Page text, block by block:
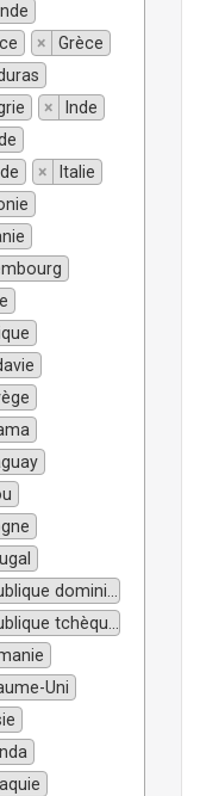
×
Grèce
×
Inde
×
Italie
dominicaine
tchèque
Uni